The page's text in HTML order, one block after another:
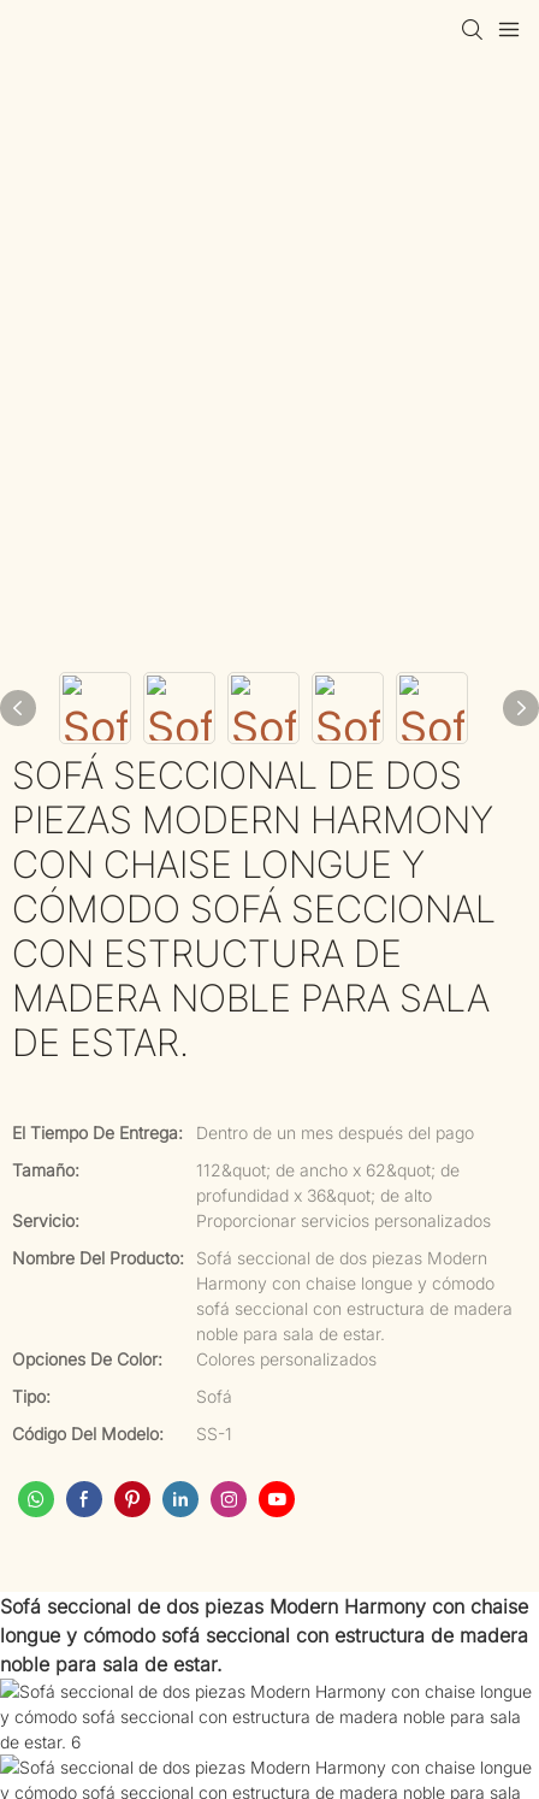
SOFÁ SECCIONAL DE DOS
PIEZAS MODERN HARMONY
CON CHAISE LONGUE Y
CÓMODO SOFÁ SECCIONAL
CON ESTRUCTURA DE
MADERA NOBLE PARA SALA
DE ESTAR.
El Tiempo De Entrega:
Dentro de un mes después del pago
Tamaño:
112&quot; de ancho x 62&quot; de
profundidad x 36&quot; de alto
Servicio:
Proporcionar servicios personalizados
Nombre Del Producto:
Sofá seccional de dos piezas Modern
Harmony con chaise longue y cómodo
sofá seccional con estructura de madera
noble para sala de estar.
Opciones De Color:
Colores personalizados
Tipo:
Sofá
Código Del Modelo:
SS-1
Sofá seccional de dos piezas Modern Harmony con chaise
longue y cómodo sofá seccional con estructura de madera
noble para sala de estar.